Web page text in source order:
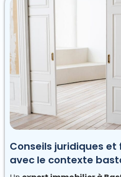
Conseils juridiques et
avec le contexte